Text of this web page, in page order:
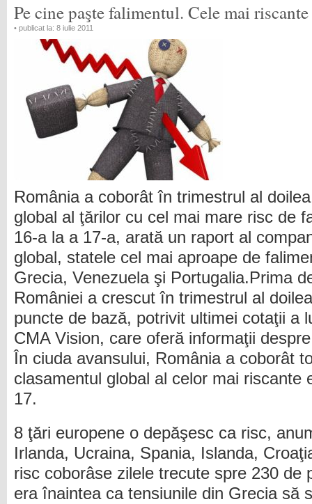
Pe cine paşte falimentul. Cele mai
• publicat la: 8 iulie 2011
România a coborât în trimestrul al
global al ţărilor cu cel mai mare risc de
16-a la a 17-a, arată un raport al
global, statele cel mai aproape de
Grecia, Venezuela şi Portugalia.Prima
României a crescut în trimestrul al
puncte de bază, potrivit ultimei cotaţii a
CMA Vision, care oferă informaţii
În ciuda avansului, România a coborât
clasamentul global al celor mai riscante
17.
8 ţări europene o depăşesc ca risc,
Irlanda, Ucraina, Spania, Islanda,
risc coborâse zilele trecute spre 230 de
era înaintea ca tensiunile din Grecia să